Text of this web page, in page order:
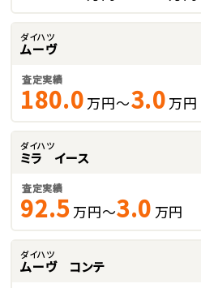
ダイハツ
ムーヴ
査定実績
180.0 万円～3.0 万円
ダイハツ
ミラ イース
査定実績
92.5 万円～3.0 万円
ダイハツ
ムーヴ コンテ